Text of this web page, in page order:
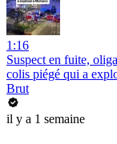
1:16
Suspect en fuite,
colis piégé qui a
Brut
il y a 1 semaine